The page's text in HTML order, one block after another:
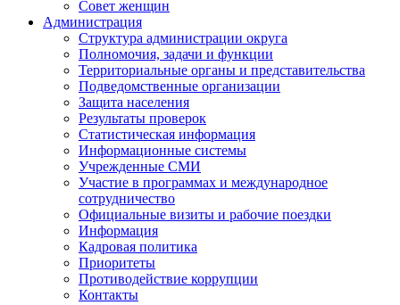
Совет женщин
Администрация
Структура администрации округа
Полномочия, задачи и функции
Территориальные органы и представительства
Подведомственные организации
Защита населения
Результаты проверок
Статистическая информация
Информационные системы
Учрежденные СМИ
Участие в программах и международное
сотрудничество
Официальные визиты и рабочие поездки
Информация
Кадровая политика
Приоритеты
Противодействие коррупции
Контакты